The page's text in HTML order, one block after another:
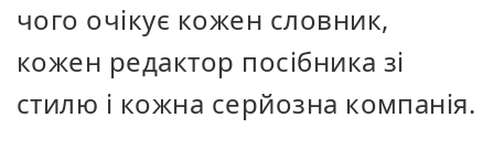
чого очікує кожен словник,
кожен редактор посібника зі
стилю і кожна серйозна компанія.